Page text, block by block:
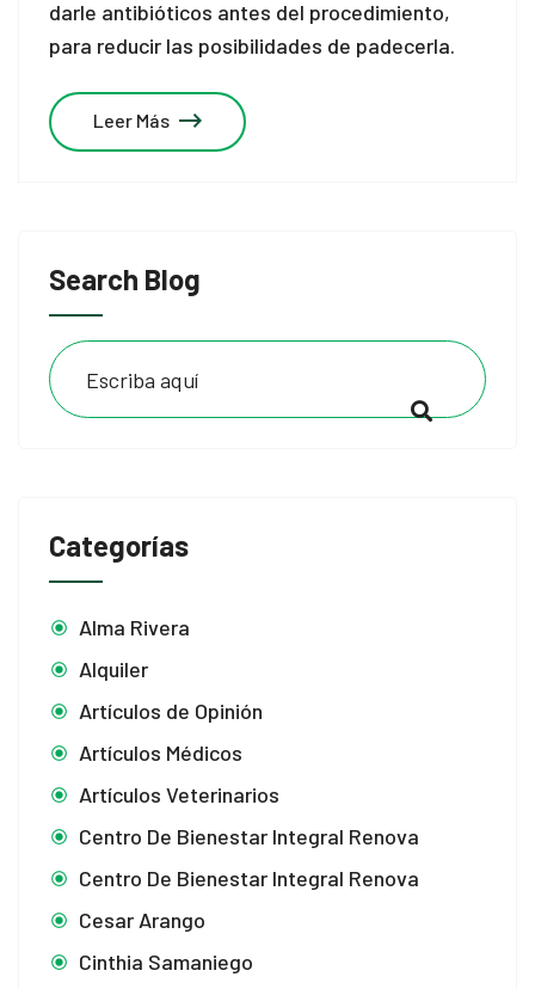
Search Blog
Categorías
Alma Rivera
Alquiler
Artículos de Opinión
Artículos Médicos
Artículos Veterinarios
Centro De Bienestar Integral Renova
Centro De Bienestar Integral Renova
Cesar Arango
Cinthia Samaniego
darle antibióticos antes del procedimiento,
para reducir las posibilidades de padecerla.
Leer Más